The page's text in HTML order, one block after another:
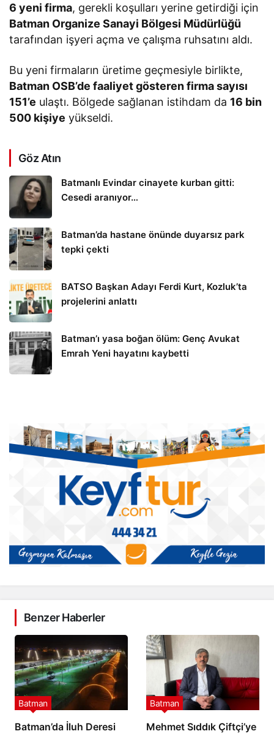
6 yeni firma, gerekli koşulları yerine getirdiği için
Batman Organize Sanayi Bölgesi Müdürlüğü
tarafından işyeri açma ve çalışma ruhsatını aldı.
Bu yeni firmaların üretime geçmesiyle birlikte,
Batman OSB’de faaliyet gösteren firma sayısı
151’e ulaştı. Bölgede sağlanan istihdam da 16 bin
500 kişiye yükseldi.
Göz Atın
Batmanlı Evindar cinayete kurban gitti:
Cesedi aranıyor…
Batman’da hastane önünde duyarsız park
tepki çekti
BATSO Başkan Adayı Ferdi Kurt, Kozluk’ta
projelerini anlattı
Batman’ı yasa boğan ölüm: Genç Avukat
Emrah Yeni hayatını kaybetti
Benzer Haberler
Batman’da İluh Deresi
Batman
Mehmet Sıddık Çiftçi’ye
Batman